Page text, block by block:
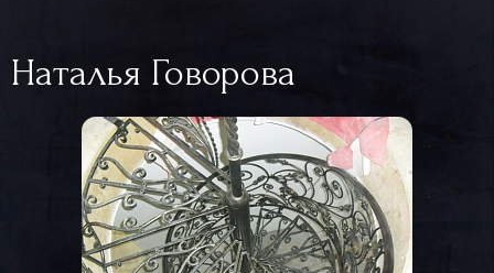
Наталья Говорова